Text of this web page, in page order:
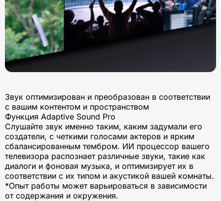
Звук оптимизирован и преобразован в соответствии
с вашим контентом и пространством
Функция Adaptive Sound Pro
Слушайте звук именно таким, каким задумали его
создатели, с четкими голосами актеров и ярким
сбалансированным тембром. ИИ процессор вашего
телевизора распознает различные звуки, такие как
диалоги и фоновая музыка, и оптимизирует их в
соответствии с их типом и акустикой вашей комнаты.
*Опыт работы может варьироваться в зависимости
от содержания и окружения.